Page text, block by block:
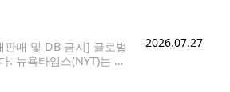
판매 및 DB 금지] 글로벌
. 뉴욕타임스(NYT)는 트
2026.07.27